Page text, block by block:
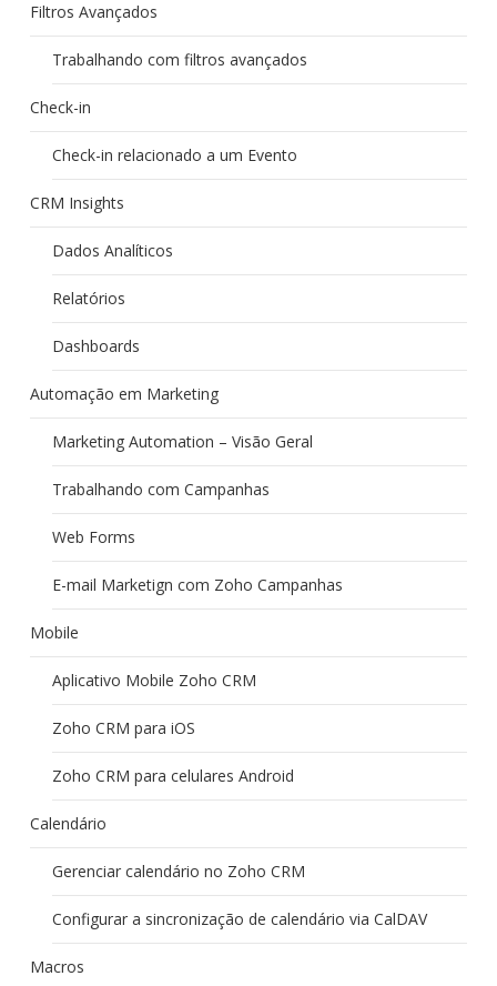
Filtros Avançados
Trabalhando com filtros avançados
Check-in
Check-in relacionado a um Evento
CRM Insights
Dados Analíticos
Relatórios
Dashboards
Automação em Marketing
Marketing Automation – Visão Geral
Trabalhando com Campanhas
Web Forms
E-mail Marketign com Zoho Campanhas
Mobile
Aplicativo Mobile Zoho CRM
Zoho CRM para iOS
Zoho CRM para celulares Android
Calendário
Gerenciar calendário no Zoho CRM
Configurar a sincronização de calendário via CalDAV
Macros